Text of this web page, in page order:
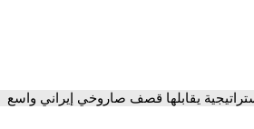
يقابلها قصف صاروخي إيراني واسع